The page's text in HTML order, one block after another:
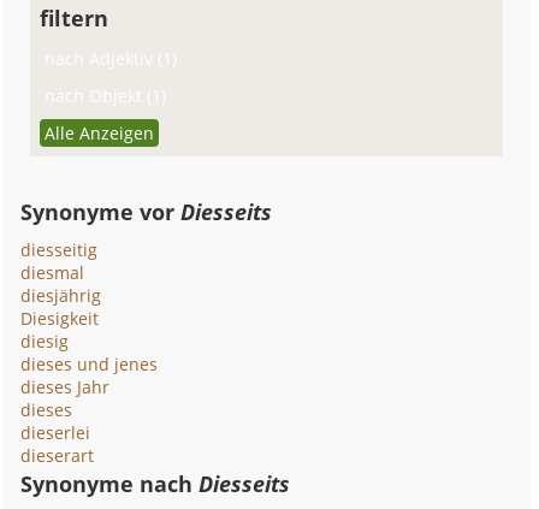
filtern
nach Adjektiv (1)
nach Objekt (1)
Alle Anzeigen
Synonyme vorDiesseits
diesseitig
diesmal
diesjährig
Diesigkeit
diesig
dieses und jenes
dieses Jahr
dieses
dieserlei
dieserart
Synonyme nachDiesseits